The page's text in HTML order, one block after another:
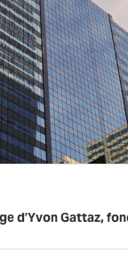
d’Yvon Gattaz,